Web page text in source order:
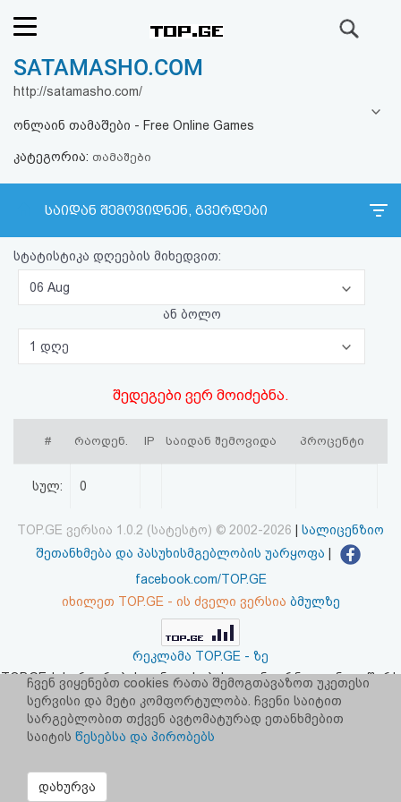
რეიტინგი
ფოსტა
კითხვა-
პასუხი
ავტორიზაცია
რეგისტრაცია
HTML
კოდი
სალიცენზიო
პასუხისმგებლობის
უარყოფა
SATAMASHO.COM
http://satamasho.com/
ონლაინ თამაშები - Free Online Games
კატეგორია: თამაშები
საიდან შემოვიდნენ, გვერდები
სტატისტიკა დღეების მიხედვით:
06 Aug
ან ბოლო
1 დღე
შედეგები ვერ მოიძებნა.
# რაოდენ. IP საიდან შემოვიდა პროცენტი
სულ: 0
TOP.GE ვერსია 1.0.2 (სატესტო) © 2002-2026
სალიცენზიო
შეთანხმება და პასუხისმგებლობის უარყოფა
facebook.com/TOP.GE
იხილეთ TOP.GE - ის ძველი ვერსია ბმულზე
რეკლამა TOP.GE - ზე
TOP.GE-ს სერვერების განთავსებას და ინტერნეტთან კავშირს
უზრუნველყოფს:CLOUD9
ჩვენ ვიყენებთ cookies რათა შემოგთავაზოთ უკეთესი
სერვისი და მეტი კომფორტულობა. ჩვენი საიტით
სარგებლობით თქვენ ავტომატურად ეთანხმებით
საიტის წესებსა და პირობებს
დახურვა